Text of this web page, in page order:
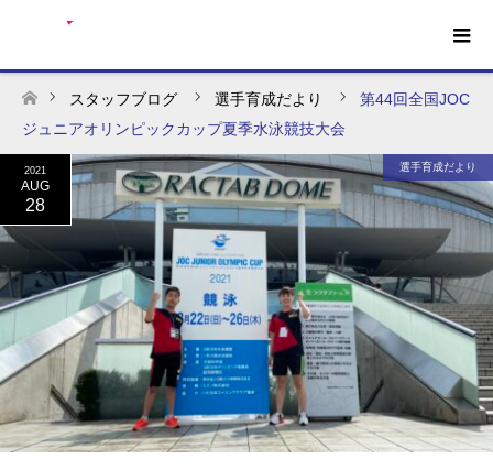
ホーム
スタッフブログ 選手育成だより
第44回全国JOC
ジュニアオリンピックカップ夏季水泳競技大会
2021
AUG
28
選手育成だより